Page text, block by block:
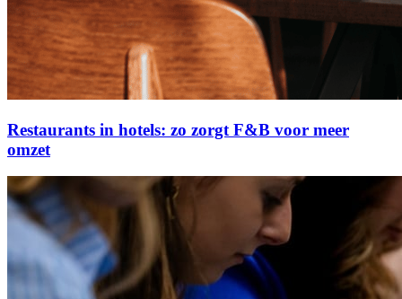
Restaurants in hotels: zo zorgt F&B voor meer
omzet